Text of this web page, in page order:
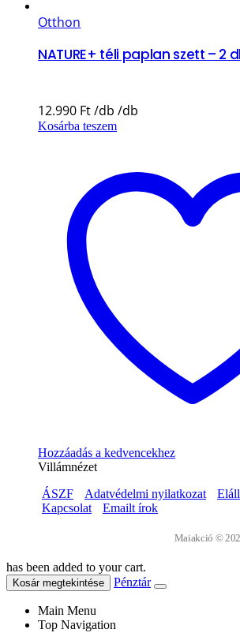
Otthon
NATURE+ téli paplan szett – 2
12.990 Ft
Kosárba teszem
Hozzáadás a kedvencekhez
Villámnézet
ÁSZF
Adatvédelmi nyilatkozat
Kapcsolat
Emailt írok
Maiakció ©
has been added to your cart.
Kosár megtekintése Pénztár
Main Menu
Top Navigation